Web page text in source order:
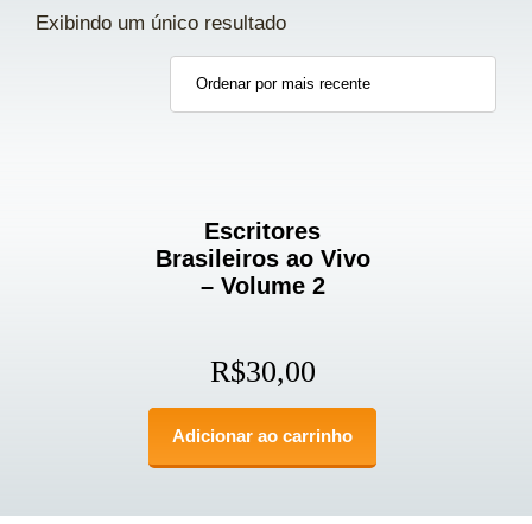
Exibindo um único resultado
Escritores
Brasileiros ao Vivo
– Volume 2
R$30,00
Adicionar ao carrinho